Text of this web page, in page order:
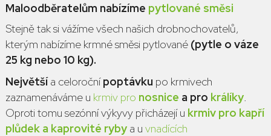
Maloodběratelům nabízíme pytlované směsi
Stejně tak si vážíme všech našich drobnochovatelů,
kterým nabízíme krmné směsi pytlované (pytle o váze
25 kg nebo 10 kg).
Největšía celoročnípoptávku po krmivech
zaznamenáváme u krmiv pro nosnice a pro králíky.
Oproti tomu sezónní výkyvy přicházejí u krmiv pro kapří
plůdek a kaprovité rybya u vnadících